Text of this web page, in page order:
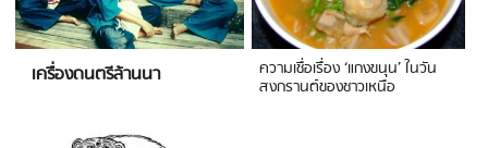
เครื่องดนตรีล้านนา ความเชื่อเรื่อง ‘แกงขนุน’ ในวัน
สงกรานต์ของชาวเหนือ